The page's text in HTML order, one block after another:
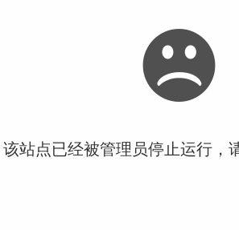
站点已经被管理员停止运行，